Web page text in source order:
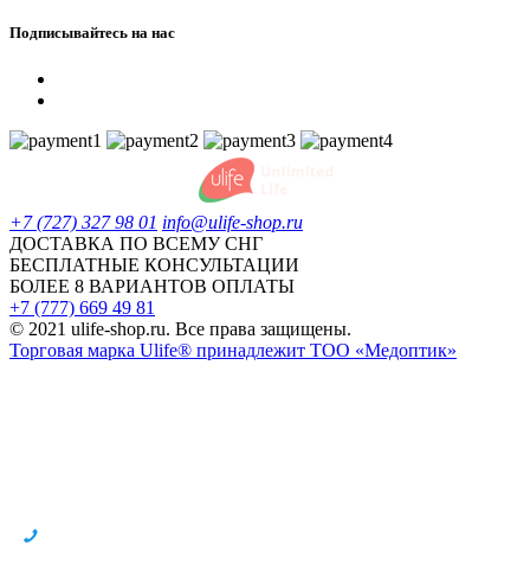
Подписывайтесь на нас
+7 (727) 327 98 01 info@ulife-shop.ru
ДОСТАВКА ПО ВСЕМУ СНГ
БЕСПЛАТНЫЕ КОНСУЛЬТАЦИИ
БОЛЕЕ 8 ВАРИАНТОВ ОПЛАТЫ
+7 (777) 669 49 81
© 2021 ulife-shop.ru. Все права защищены.
Торговая марка Ulife® принадлежит ТОО «Медоптик»